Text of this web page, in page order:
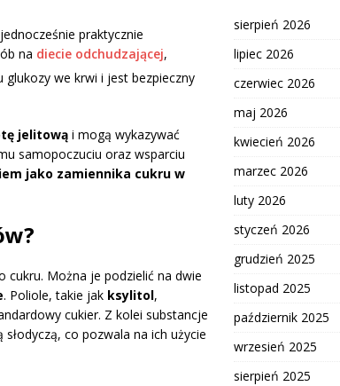
praktycznie
na diecie odchudzającej,
glukozy we krwi i jest bezpieczny
jelitową i mogą wykazywać
samopoczuciu oraz wsparciu
jako zamiennika cukru w
cukru. Można je podzielić na dwie
. Poliole, takie jak ksylitol,
cukier. Z kolei substancje
co pozwala na ich użycie
sierpień 2026
lipiec 2026
czerwiec 2026
maj 2026
kwiecień 2026
marzec 2026
luty 2026
styczeń 2026
grudzień 2025
listopad 2025
październik 2025
wrzesień 2025
sierpień 2025